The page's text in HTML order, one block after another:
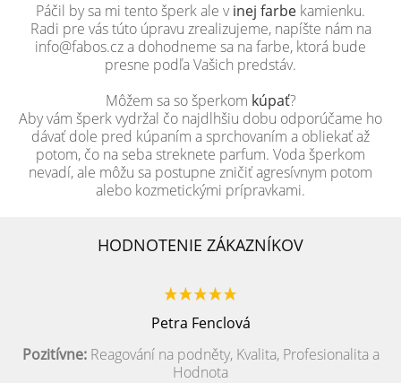
Páčil by sa mi tento šperk ale vinej farbe kamienku.
Radi pre vás túto úpravu zrealizujeme, napíšte nám na
info@fabos.cz a dohodneme sa na farbe, ktorá bude
presne podľa Vašich predstáv.
Môžem sa so šperkom kúpať?
Aby vám šperk vydržal čo najdlhšiu dobu odporúčame ho
dávať dole pred kúpaním a sprchovaním a obliekať až
potom, čo na seba streknete parfum. Voda šperkom
nevadí, ale môžu sa postupne zničiť agresívnym potom
alebo kozmetickými prípravkami.
HODNOTENIE ZÁKAZNÍKOV
Petra Fenclová
Pozitívne:Reagování na podněty, Kvalita, Profesionalita a
Hodnota